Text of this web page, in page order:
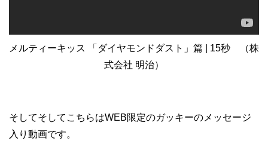
メルティーキッス 「ダイヤモンドダスト」篇 | 15秒 （株
式会社 明治）
そしてそしてこちらはWEB限定のガッキーのメッセージ
入り動画です。